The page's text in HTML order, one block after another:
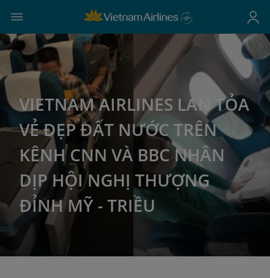
VIETNAM AIRLINES LAN TỎA
VẺ ĐẸP ĐẤT NƯỚC TRÊN
KÊNH CNN VÀ BBC NHÂN
DỊP HỘI NGHỊ THƯỢNG
ĐỈNH MỸ - TRIỀU